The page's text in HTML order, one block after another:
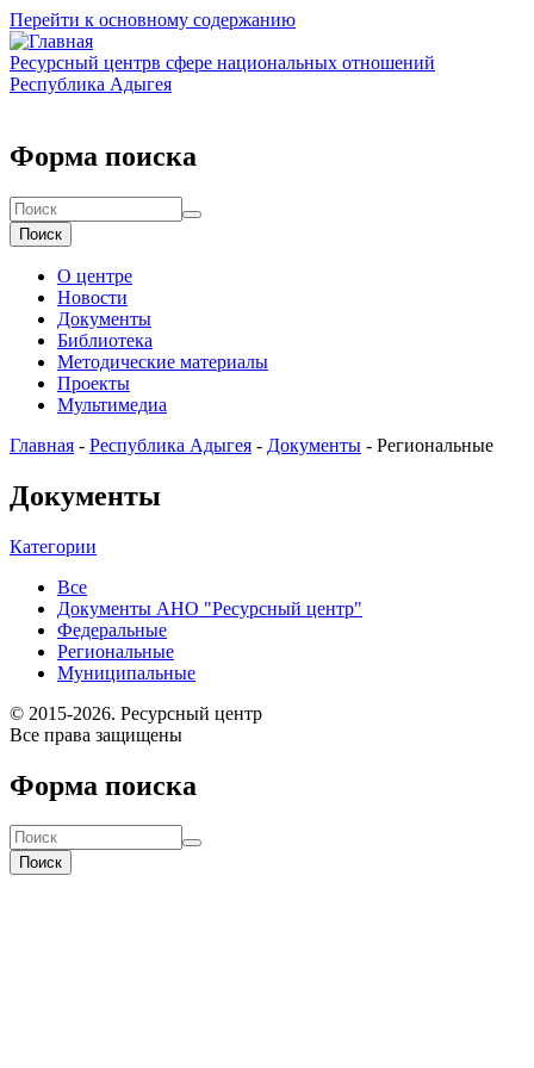
Перейти к основному содержанию
Ресурсный центрв сфере национальных отношений
Республика Адыгея
Форма поиска
Поиск
О центре
Новости
Документы
Библиотека
Методические материалы
Проекты
Мультимедиа
Главная - Республика Адыгея - Документы - Региональные
Документы
Категории
Все
Документы АНО "Ресурсный центр"
Федеральные
Региональные
Муниципальные
© 2015-2026. Ресурсный центр
Все права защищены
Форма поиска
Поиск